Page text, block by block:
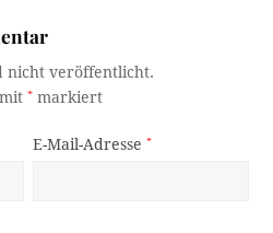
nicht veröffentlicht.
mit* markiert
E-Mail-Adresse*